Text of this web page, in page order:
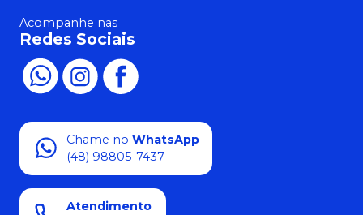
Acompanhe nas
Redes Sociais
Chame no WhatsApp
(48) 98805-7437
Atendimento